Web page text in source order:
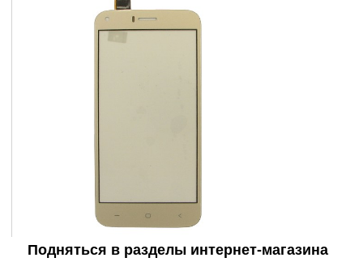
Подняться в разделы интернет-магазина